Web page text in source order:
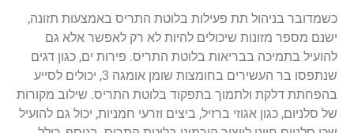
כשמדובר בניהול תת פעילות בלוטת התריס באמצעות תזונה,
ישנם מספר מזונות שיכולים להיות לא רק לאפשר אלא גם
להועיל בתמיכה בבריאות בלוטת התריס. פירות ים, כגון דגים
שנתפסו בר העשירים בחומצות שומן אומגה 3, יכולים לסייע
בהפחתת דלקת ולתמוך בתפקוד בלוטת התריס. שילוב מקורות
של סלניום, כגון אגוזי ברזיל, ביצים וזרעי חמניות, יכול גם להועיל